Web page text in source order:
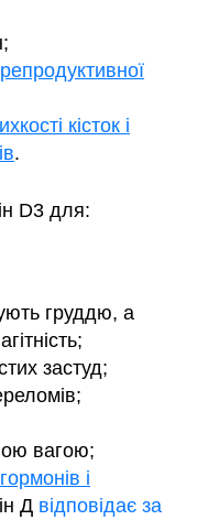
кісток і
.
D3 для:
груддю, а
застуд;
вагою;
і
Д відповідає за